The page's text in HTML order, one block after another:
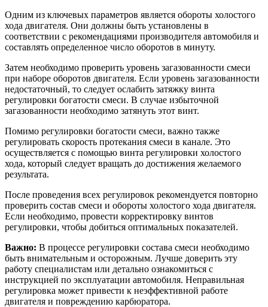
Одним из ключевых параметров является обороты холостого
хода двигателя. Они должны быть установлены в
соответствии с рекомендациями производителя автомобиля и
составлять определенное число оборотов в минуту.
Затем необходимо проверить уровень загазованности смеси
при наборе оборотов двигателя. Если уровень загазованности
недостаточный, то следует ослабить затяжку винта
регулировки богатости смеси. В случае избыточной
загазованности необходимо затянуть этот винт.
Помимо регулировки богатости смеси, важно также
регулировать скорость протекания смеси в канале. Это
осуществляется с помощью винта регулировки холостого
хода, который следует вращать до достижения желаемого
результата.
После проведения всех регулировок рекомендуется повторно
проверить состав смеси и обороты холостого хода двигателя.
Если необходимо, провести корректировку винтов
регулировки, чтобы добиться оптимальных показателей.
Важно: В процессе регулировки состава смеси необходимо
быть внимательным и осторожным. Лучше доверить эту
работу специалистам или детально ознакомиться с
инструкцией по эксплуатации автомобиля. Неправильная
регулировка может привести к неэффективной работе
двигателя и повреждению карбюратора.